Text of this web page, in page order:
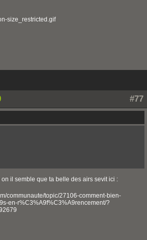
#77
il semble que ta belle des airs sevit ici :
communaute/topic/27106-comment-bien-
en-r%C3%A9f%C3%A9rencement/?